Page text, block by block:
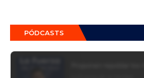
PÓDCASTS